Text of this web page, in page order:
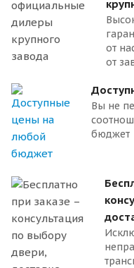
от
от
Вы не
бюджет